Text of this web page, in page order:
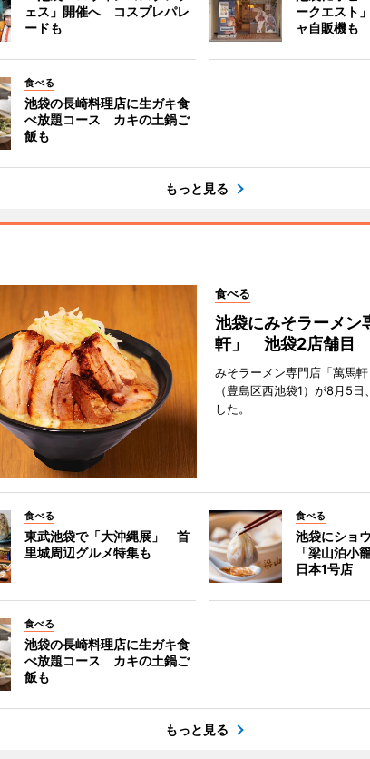
ェス」開催へ コスプレパレ
ードも
ークエスト
ャ自販機も
食べる
池袋の長崎料理店に生ガキ食
べ放題コース カキの土鍋ご
飯も
もっと見る
食べる
池袋にみそラーメン
軒」 池袋2店舗目
みそラーメン専門店「萬馬軒
（豊島区西池袋1）が8月5
した。
食べる
東武池袋で「大沖縄展」 首
里城周辺グルメ特集も
食べる
池袋にショ
「梁山泊
日本1号店
食べる
池袋の長崎料理店に生ガキ食
べ放題コース カキの土鍋ご
飯も
もっと見る